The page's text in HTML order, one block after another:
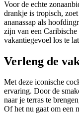
Voor de echte
drankje is tropisch,
ananassap als
zijn van een
vakantiegevoel los te
Verleng de
Met deze iconische
ervaring. Door de
naar je terras te
Of het nu gaat om een